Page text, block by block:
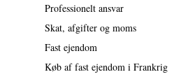
Professionelt ansvar
Skat, afgifter og moms
Fast ejendom
Køb af fast ejendom i Frankrig